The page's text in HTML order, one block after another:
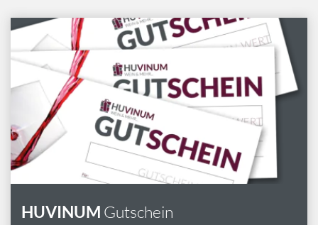
Wein-Pakete
Spirituosen-Pakete
Geschenk-Pakete
Weine
Spirituosen
Marken
Inspiration
HUVINUM Gutschein